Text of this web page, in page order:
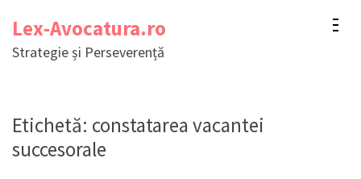
conținut
Lex-Avocatura.ro
Strategie și Perseverență
Etichetă: constatarea vacantei
succesorale